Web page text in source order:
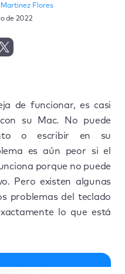
Flores
de 2022
de funcionar, es casi
su Mac. No puede
o escribir en su
es aún peor si el
porque no puede
Pero existen algunas
problemas del teclado
lo que está